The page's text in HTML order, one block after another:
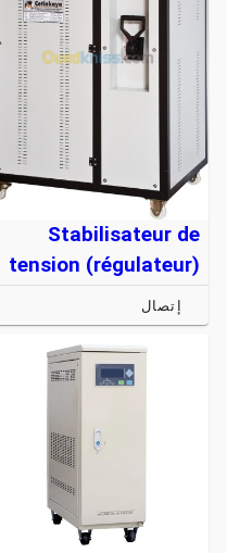
Stabilisateur de
tension (régulateur)
إتصال